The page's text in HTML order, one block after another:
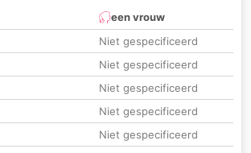
een vrouw
Niet gespecificeerd
Niet gespecificeerd
Niet gespecificeerd
Niet gespecificeerd
Niet gespecificeerd